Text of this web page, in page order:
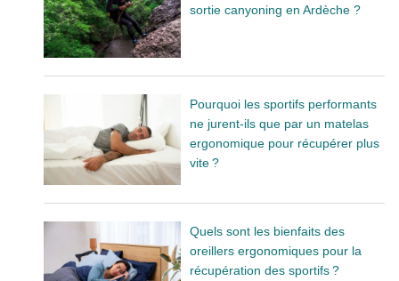
sortie canyoning en Ardèche ?
Pourquoi les sportifs performants
ne jurent-ils que par un matelas
ergonomique pour récupérer plus
vite ?
Quels sont les bienfaits des
oreillers ergonomiques pour la
récupération des sportifs ?